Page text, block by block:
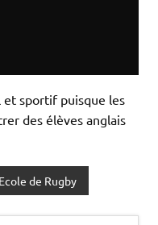
sportif puisque les
des élèves anglais
de Rugby